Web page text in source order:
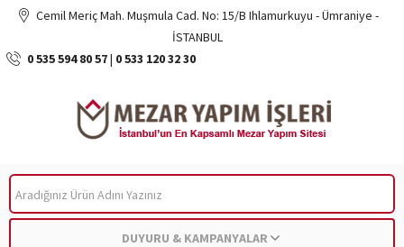
Cemil Meriç Mah. Muşmula Cad. No: 15/B Ihlamurkuyu - Ümraniye -
İSTANBUL
0 535 594 80 57| 0 533 120 32 30
DUYURU & KAMPANYALAR